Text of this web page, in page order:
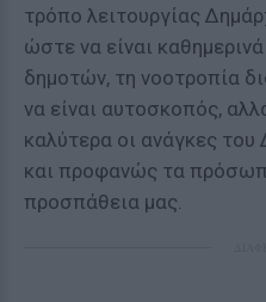
τρόπο λειτουργίας
ώστε να είναι
δημοτών, τη νοοτροπία
να είναι αυτοσκοπός,
καλύτερα οι ανάγκες
και προφανώς τα
προσπάθεια μας.